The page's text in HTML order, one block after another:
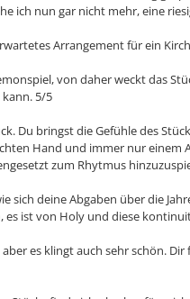
ich nun gar nicht mehr, eine
Arrangement für ein
von daher weckt das
5/5
Du bringst die Gefühle des
Hand und immer nur
zum Rhytmus
sich deine Abgaben über die
es ist von Holy und diese
es klingt auch sehr schön.